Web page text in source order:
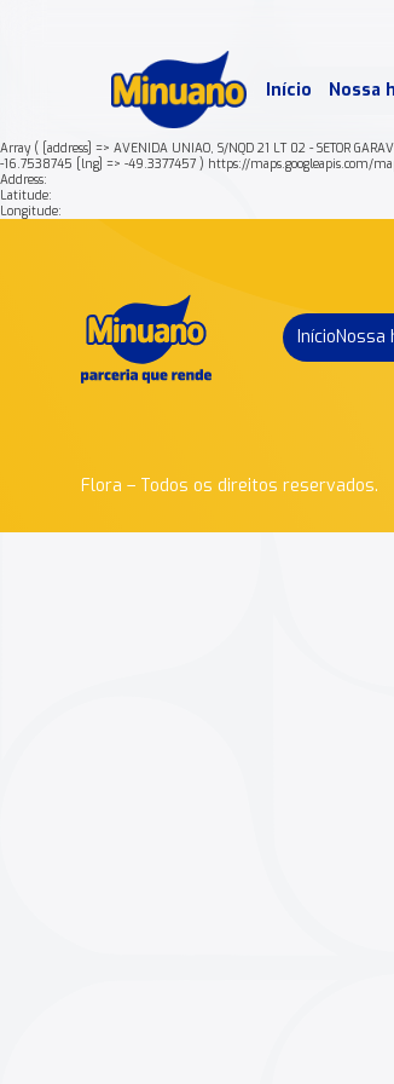
Início Nossa
Array ( [address] => AVENIDA UNIAO, S/NQD 21 LT 02 - SETOR
-16.7538745 [lng] => -49.3377457 ) https://maps.googleapis.com/
Address:
Latitude:
Longitude:
InícioNossa
Flora – Todos os direitos reservados.